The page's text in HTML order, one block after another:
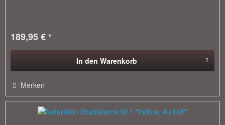
189,95 € *
In den Warenkorb
Merken